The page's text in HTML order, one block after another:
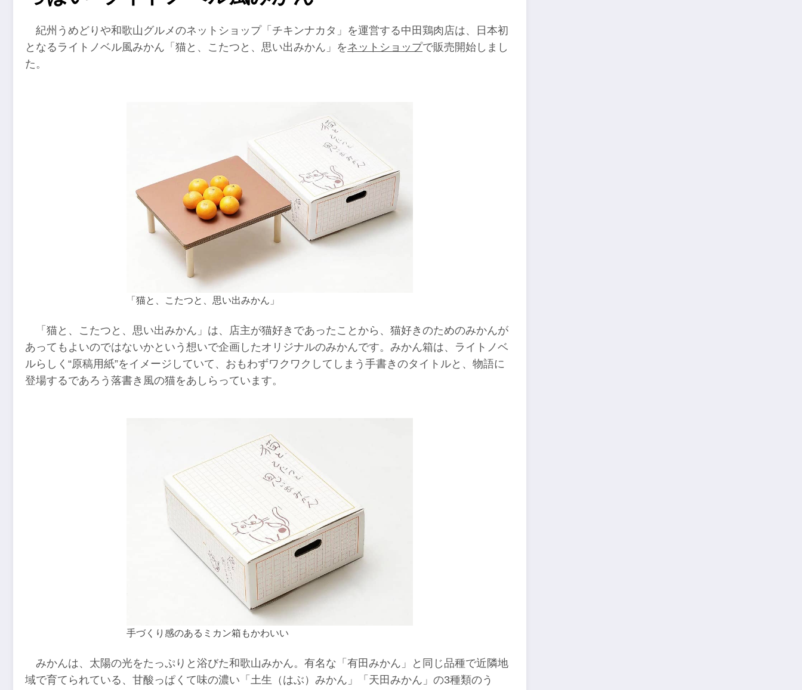
紀州うめどりや和歌山グルメのネットショップ「チキンナカタ」を運営する中田鶏肉店は、日本初
となるライトノベル風みかん「猫と、こたつと、思い出みかん」をネットショップで販売開始しまし
た。
「猫と、こたつと、思い出みかん」
「猫と、こたつと、思い出みかん」は、店主が猫好きであったことから、猫好きのためのみかんが
あってもよいのではないかという想いで企画したオリジナルのみかんです。みかん箱は、ライトノベ
ルらしく“原稿用紙”をイメージしていて、おもわずワクワクしてしまう手書きのタイトルと、物語に
登場するであろう落書き風の猫をあしらっています。
手づくり感のあるミカン箱もかわいい
みかんは、太陽の光をたっぷりと浴びた和歌山みかん。有名な「有田みかん」と同じ品種で近隣地
域で育てられている、甘酸っぱくて味の濃い「土生（はぶ）みかん」「天田みかん」の3種類のう